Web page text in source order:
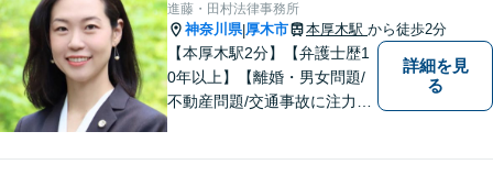
進藤・田村法律事務所
神奈川県|厚木市 本厚木駅 から徒歩2分
【本厚木駅2分】【弁護士歴1
0年以上】【離婚・男女問題/
不動産問題/交通事故に注力】
詳細を見
る